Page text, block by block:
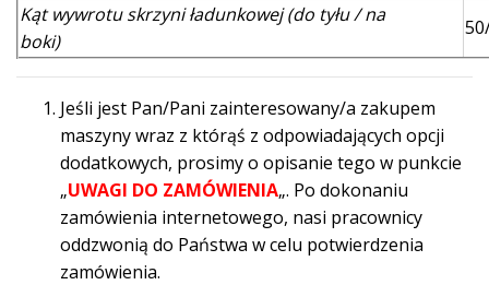
Kąt wywrotu skrzyni ładunkowej (do tyłu / na
boki)
Jeśli jest Pan/Pani zainteresowany/a zakupem
maszyny wraz z którąś z odpowiadających opcji
dodatkowych, prosimy o opisanie tego w punkcie
„UWAGI DO ZAMÓWIENIA„. Po dokonaniu
zamówienia internetowego, nasi pracownicy
oddzwonią do Państwa w celu potwierdzenia
zamówienia.